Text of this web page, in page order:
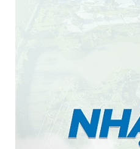
PREMIUM - COPPER
PREMIUM - COPPER
PREMIUM - COPPER
TẤM ỐP TRẦN
TẤM ỐP TƯỜNG
TẤM ỐP ĐA NĂNG